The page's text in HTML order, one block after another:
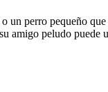
perro pequeño
amigo peludo puede